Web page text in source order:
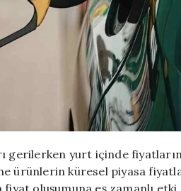
yurt içinde fiyatların
ürünlerin küresel piyasa